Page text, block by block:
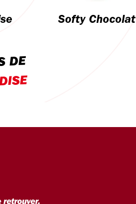
Softy Chocolat
DE